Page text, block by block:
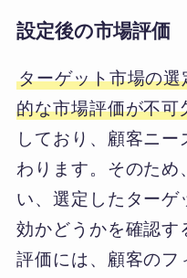
設定後の市場評価
ターゲット市場の
的な市場評価が不可
しており、顧客ニ
わります。そのた
い、選定したター
効かどうかを確認す
評価には、顧客のフ